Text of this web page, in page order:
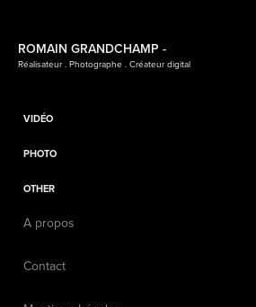
ROMAIN GRANDCHAMP -
Réalisateur . Photographe . Créateur digital
VIDÉO
PHOTO
OTHER
A propos
Contact